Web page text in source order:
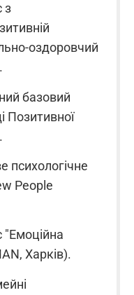
з
оздоровчий
базовий
Позитивної
психологічне
People
"Емоційна
Харків).